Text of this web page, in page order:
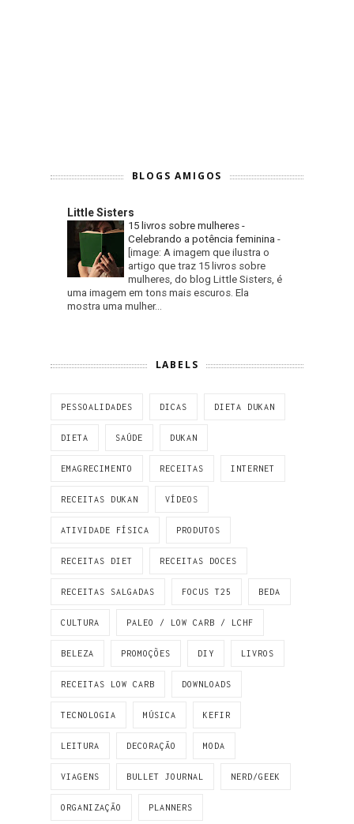
BLOGS AMIGOS
Little Sisters
15 livros sobre mulheres -
Celebrando a potência feminina -
[image: A imagem que ilustra o
artigo que traz 15 livros sobre
mulheres, do blog Little Sisters, é
uma imagem em tons mais escuros. Ela
mostra uma mulher...
LABELS
PESSOALIDADES DICAS DIETA DUKAN
DIETA SAÚDE DUKAN
EMAGRECIMENTO RECEITAS INTERNET
RECEITAS DUKAN VÍDEOS
ATIVIDADE FÍSICA PRODUTOS
RECEITAS DIET RECEITAS DOCES
RECEITAS SALGADAS FOCUS T25 BEDA
CULTURA PALEO / LOW CARB / LCHF
BELEZA PROMOÇÕES DIY LIVROS
RECEITAS LOW CARB DOWNLOADS
TECNOLOGIA MÚSICA KEFIR
LEITURA DECORAÇÃO MODA
VIAGENS BULLET JOURNAL NERD/GEEK
ORGANIZAÇÃO PLANNERS